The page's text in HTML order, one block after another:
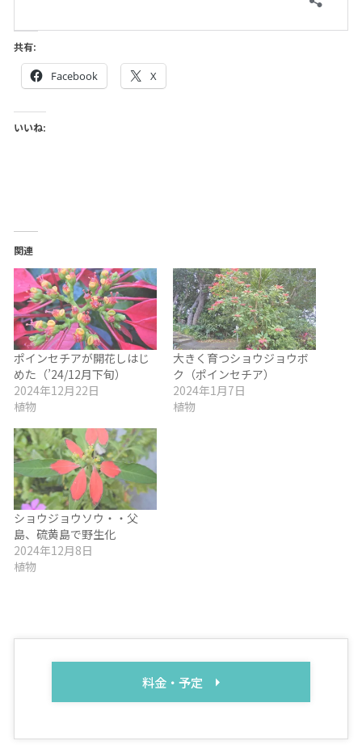
共有:
Facebook X
いいね:
関連
ポインセチアが開花しはじ
めた（’24/12月下旬）
2024年12月22日
植物
大きく育つショウジョウボ
ク（ポインセチア）
2024年1月7日
植物
ショウジョウソウ・・父
島、硫黄島で野生化
2024年12月8日
植物
料金・予定